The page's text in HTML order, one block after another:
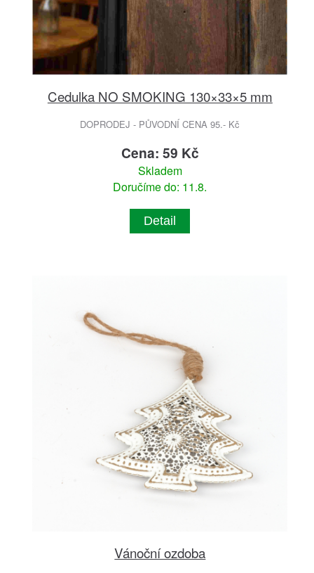
Cedulka NO SMOKING 130×33×5 mm
DOPRODEJ - PŮVODNÍ CENA 95.- Kč
Cena: 59 Kč
Skladem
Doručíme do: 11.8.
Detail
Vánoční ozdoba